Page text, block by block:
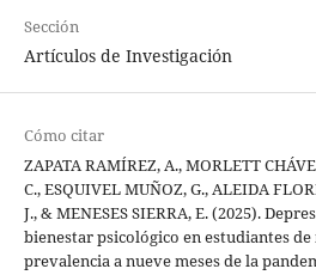
Sección
Artículos de Investigación
Cómo citar
ZAPATA RAMÍREZ, A., MORLETT
C., ESQUIVEL MUÑOZ, G., ALEIDA
J., & MENESES SIERRA, E. (2025).
bienestar psicológico en estudiantes
prevalencia a nueve meses de la